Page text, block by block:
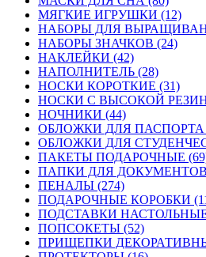
МЯГКИЕ ИГРУШКИ (12)
НАБОРЫ ДЛЯ
НАБОРЫ ЗНАЧКОВ (24)
НАКЛЕЙКИ (42)
НАПОЛНИТЕЛЬ (28)
НОСКИ КОРОТКИЕ (31)
НОСКИ С ВЫСОКОЙ
НОЧНИКИ (44)
ОБЛОЖКИ ДЛЯ ПАСПОРТА
ОБЛОЖКИ ДЛЯ
ПАКЕТЫ ПОДАРОЧНЫЕ
ПАПКИ ДЛЯ ДОКУМЕНТОВ
ПЕНАЛЫ (274)
ПОДАРОЧНЫЕ КОРОБКИ
ПОДСТАВКИ НАСТОЛЬНЫЕ
ПОПСОКЕТЫ (52)
ПРИЩЕПКИ